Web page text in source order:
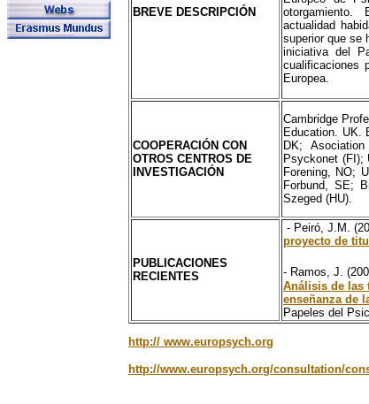
BREVE DESCRIPCIÓN
actualidad
superior que se
iniciativa del
cualificaciones
Europea.
COOPERACIÓN CON
OTROS CENTROS DE
INVESTIGACIÓN
Cambridge
Education. UK.
DK;
Psyckonet (FI);
Forening, NO;
Forbund, SE;
Szeged (HU).
PUBLICACIONES
RECIENTES
- Peiró, J.M.
proyecto de
- Ramos, J.
Análisis de las
enseñanza de
Papeles del
http:// www.europsych.org
http://www.europsych.org/consultation/